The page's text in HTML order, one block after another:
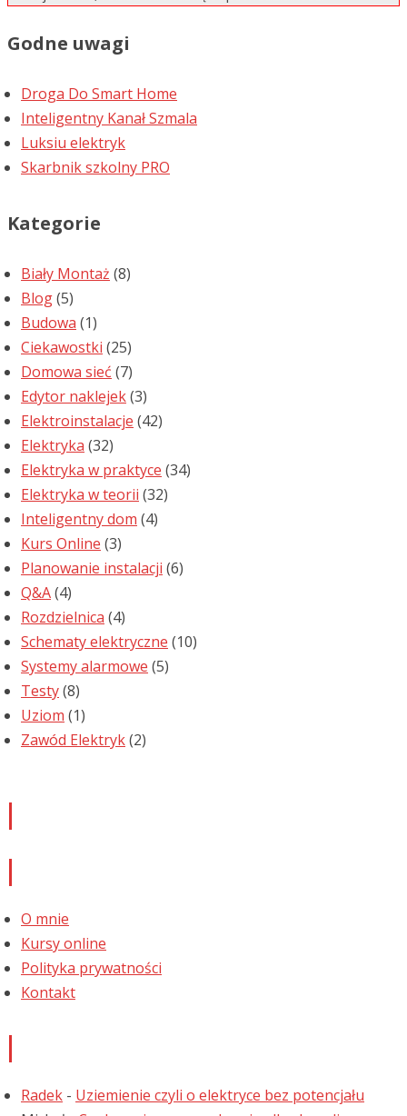
Godne uwagi
Droga Do Smart Home
Inteligentny Kanał Szmala
Luksiu elektryk
Skarbnik szkolny PRO
Kategorie
Biały Montaż (8)
Blog(5)
Budowa (1)
Ciekawostki (25)
Domowa sieć (7)
Edytor naklejek(3)
Elektroinstalacje (42)
Elektryka (32)
Elektryka w praktyce (34)
Elektryka w teorii (32)
Inteligentny dom (4)
Kurs Online (3)
Planowanie instalacji (6)
Q&A(4)
Rozdzielnica (4)
Schematy elektryczne (10)
Systemy alarmowe (5)
Testy(8)
Uziom (1)
Zawód Elektryk(2)
O mnie
Kursy online
Polityka prywatności
Kontakt
Radek - Uziemienie czyli o elektryce bez potencjału